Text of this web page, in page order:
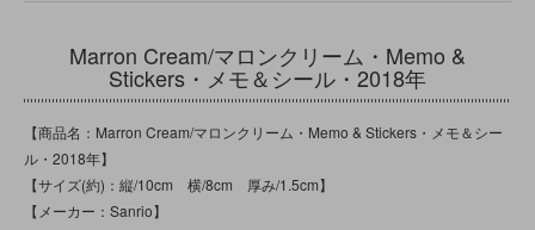
Marron Cream/マロンクリーム・Memo &
Stickers・メモ＆シール・2018年
【商品名：Marron Cream/マロンクリーム・Memo & Stickers・メモ＆シー
ル・2018年】
【サイズ(約)：縦/10cm 横/8cm 厚み/1.5cm】
【メーカー：Sanrio】